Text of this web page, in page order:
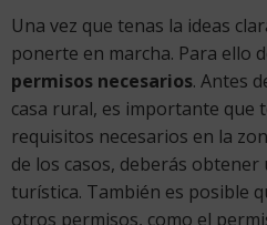
Una vez que tenas la ideas
ponerte en marcha. Para ello
permisos necesarios. Antes
casa rural, es importante que
requisitos necesarios en la
de los casos, deberás obtener
turística. También es posible
otros permisos, como el